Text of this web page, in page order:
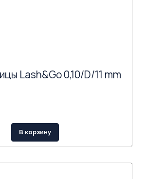
Lash&Go 0,10/D/11 mm
В корзину